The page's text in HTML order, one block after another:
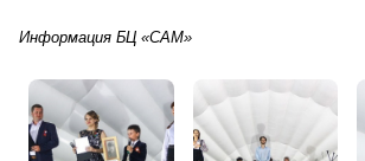
Информация БЦ «САМ»